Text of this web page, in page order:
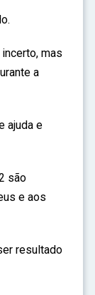
mas
a
ajuda e
são
e aos
resultado